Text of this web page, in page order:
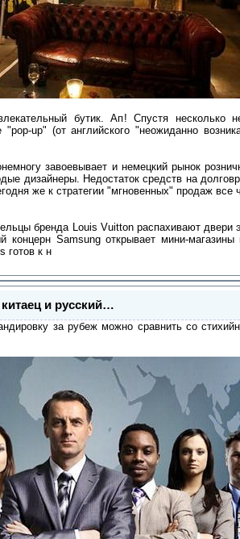
бутик. Ап! Спустя несколько
up" (от английского "неожиданно
завоевывает и немецкий рынок
дизайнеры. Недостаток средств на
же к стратегии "мгновенных" продаж
бренда Louis Vuitton распахивают двери
Samsung открывает мини-
готов к н
и русский…
за рубеж можно сравнить со